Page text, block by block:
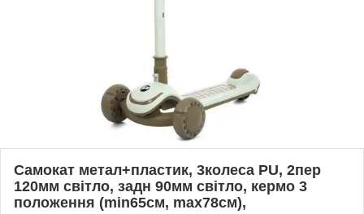
Самокат метал+пластик, 3колеса PU, 2пер
120мм світло, задн 90мм світло, кермо 3
положення (min65см, max78см),